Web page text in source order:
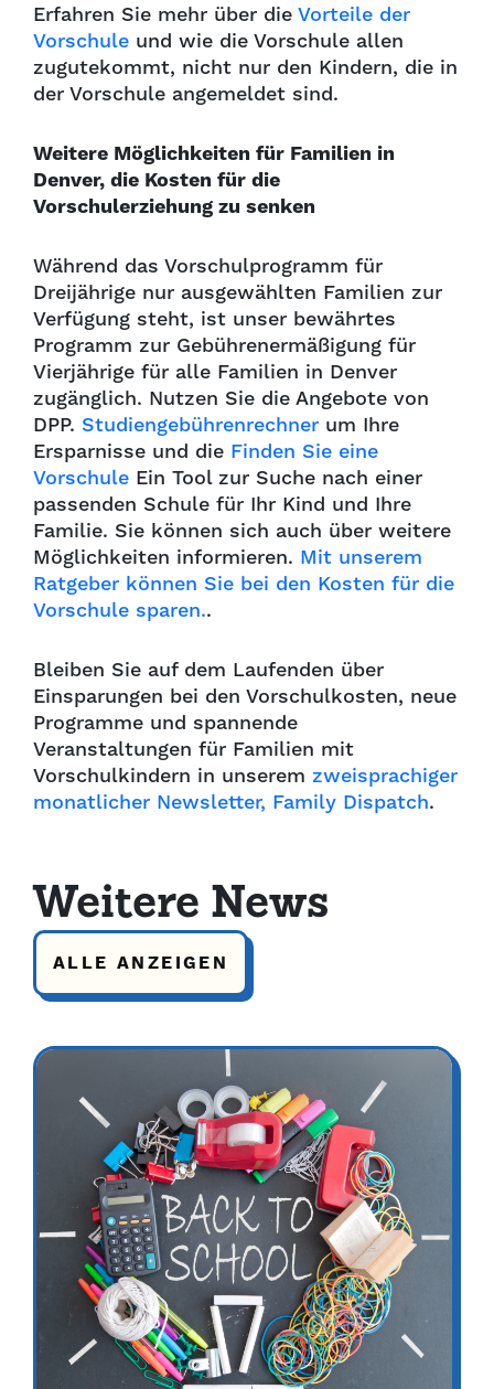
Erfahren Sie mehr über die Vorteile der
Vorschule und wie die Vorschule allen
zugutekommt, nicht nur den Kindern, die in
der Vorschule angemeldet sind.
Weitere Möglichkeiten für Familien in
Denver, die Kosten für die
Vorschulerziehung zu senken
Während das Vorschulprogramm für
Dreijährige nur ausgewählten Familien zur
Verfügung steht, ist unser bewährtes
Programm zur Gebührenermäßigung für
Vierjährige für alle Familien in Denver
zugänglich. Nutzen Sie die Angebote von
DPP. Studiengebührenrechner um Ihre
Ersparnisse und die Finden Sie eine
Vorschule Ein Tool zur Suche nach einer
passenden Schule für Ihr Kind und Ihre
Familie. Sie können sich auch über weitere
Möglichkeiten informieren. Mit unserem
Ratgeber können Sie bei den Kosten für die
Vorschule sparen..
Bleiben Sie auf dem Laufenden über
Einsparungen bei den Vorschulkosten, neue
Programme und spannende
Veranstaltungen für Familien mit
Vorschulkindern in unserem zweisprachiger
monatlicher Newsletter, Family Dispatch.
Weitere News
ALLE ANZEIGEN